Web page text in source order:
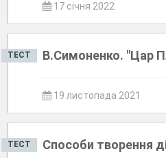
17 січня 2022
ТЕСТ В.Симоненко. "Цар
19 листопада 2021
ТЕСТ Способи творення